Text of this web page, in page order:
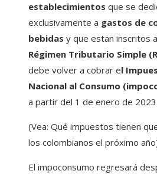
establecimientos que se
exclusivamente a gastos de
bebidas y que estan inscritos
Régimen Tributario Simple
debe volver a cobrar el
Nacional al Consumo
a partir del 1 de enero de 2023.
(Vea: Qué impuestos tienen
los colombianos el próximo
El impoconsumo regresará